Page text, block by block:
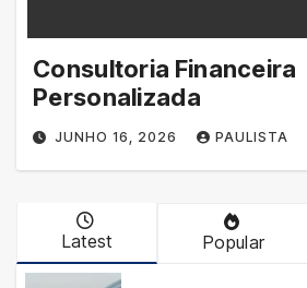
Consultoria Financeira
Personalizada
JUNHO 16, 2026 PAULISTA
Latest Popular